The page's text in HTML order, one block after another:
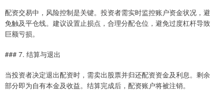
配资交易中，风险控制是关键。投资者需实时监控账户资金状况，避
免触及平仓线。建议设置止损点，合理分配仓位，避免过度杠杆导致
巨额亏损。
### 7. 结算与退出
当投资者决定退出配资时，需卖出股票并归还配资资金及利息。剩余
部分即为自有本金及收益。结算完成后，配资账户将被注销。